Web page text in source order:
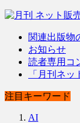
関連出版物
お知らせ
読者専用コ
「月刊ネッ
注目キーワード
AI